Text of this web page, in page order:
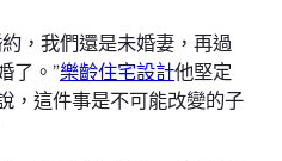
，我們還是未婚妻，再過
了。”樂齡住宅設計他堅定
，這件事是不可能改變的子